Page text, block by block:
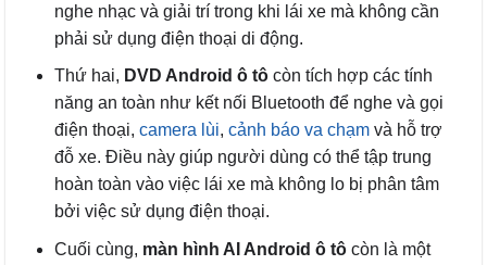
nghe nhạc và giải trí trong khi lái xe mà không cần
phải sử dụng điện thoại di động.
Thứ hai, DVD Android ô tôcòn tích hợp các tính
năng an toàn như kết nối Bluetooth để nghe và gọi
điện thoại, camera lùi, cảnh báo va chạmvà hỗ trợ
đỗ xe. Điều này giúp người dùng có thể tập trung
hoàn toàn vào việc lái xe mà không lo bị phân tâm
bởi việc sử dụng điện thoại.
Cuối cùng, màn hình AI Android ô tôcòn là một